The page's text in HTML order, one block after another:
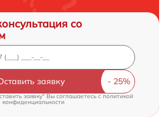
со
заявку
заявку" Вы соглашаетесь cполитикой
конфиденциальности